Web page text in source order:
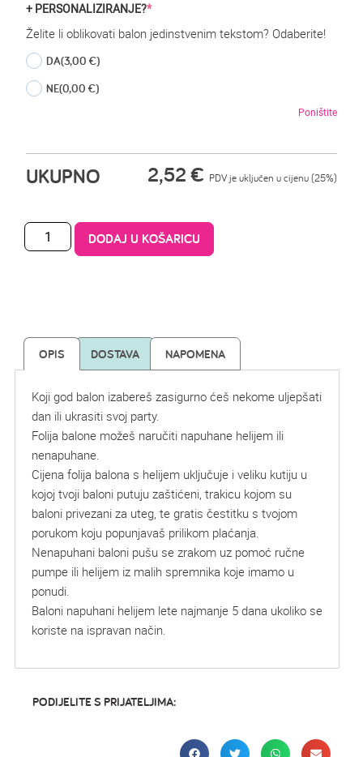
+ PERSONALIZIRANJE?*
Želite li oblikovati balon jedinstvenim tekstom? Odaberite!
DA(3,00 €)
NE(0,00 €)
Poništite
UKUPNO 2,52€ PDV je uključen u cijenu (25%)
DODAJ U KOŠARICU
OPIS DOSTAVA NAPOMENA
Koji god balon izabereš zasigurno ćeš nekome uljepšati
dan ili ukrasiti svoj party.
Folija balone možeš naručiti napuhane helijem ili
nenapuhane.
Cijena folija balona s helijem uključuje i veliku kutiju u
kojoj tvoji baloni putuju zaštićeni, trakicu kojom su
baloni privezani za uteg, te gratis čestitku s tvojom
porukom koju popunjavaš prilikom plaćanja.
Nenapuhani baloni pušu se zrakom uz pomoć ručne
pumpe ili helijem iz malih spremnika koje imamo u
ponudi.
Baloni napuhani helijem lete najmanje 5 dana ukoliko se
koriste na ispravan način.
PODIJELITE S PRIJATELJIMA: